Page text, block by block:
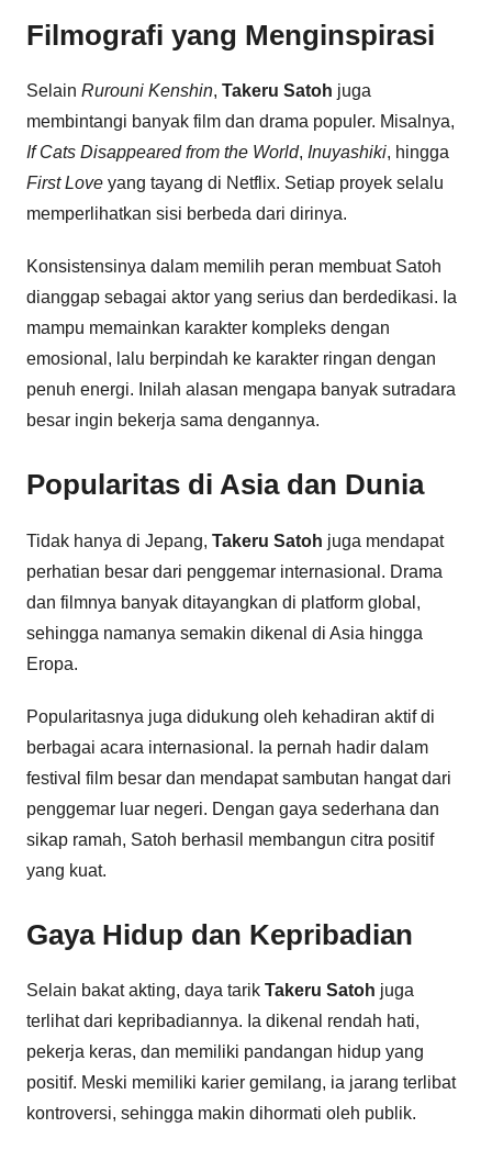
Filmografi yang Menginspirasi
Selain Rurouni Kenshin, Takeru Satoh juga
membintangi banyak film dan drama populer. Misalnya,
If Cats Disappeared from the World, Inuyashiki, hingga
First Love yang tayang di Netflix. Setiap proyek selalu
memperlihatkan sisi berbeda dari dirinya.
Konsistensinya dalam memilih peran membuat Satoh
dianggap sebagai aktor yang serius dan berdedikasi. Ia
mampu memainkan karakter kompleks dengan
emosional, lalu berpindah ke karakter ringan dengan
penuh energi. Inilah alasan mengapa banyak sutradara
besar ingin bekerja sama dengannya.
Popularitas di Asia dan Dunia
Tidak hanya di Jepang, Takeru Satoh juga mendapat
perhatian besar dari penggemar internasional. Drama
dan filmnya banyak ditayangkan di platform global,
sehingga namanya semakin dikenal di Asia hingga
Eropa.
Popularitasnya juga didukung oleh kehadiran aktif di
berbagai acara internasional. Ia pernah hadir dalam
festival film besar dan mendapat sambutan hangat dari
penggemar luar negeri. Dengan gaya sederhana dan
sikap ramah, Satoh berhasil membangun citra positif
yang kuat.
Gaya Hidup dan Kepribadian
Selain bakat akting, daya tarik Takeru Satoh juga
terlihat dari kepribadiannya. Ia dikenal rendah hati,
pekerja keras, dan memiliki pandangan hidup yang
positif. Meski memiliki karier gemilang, ia jarang terlibat
kontroversi, sehingga makin dihormati oleh publik.